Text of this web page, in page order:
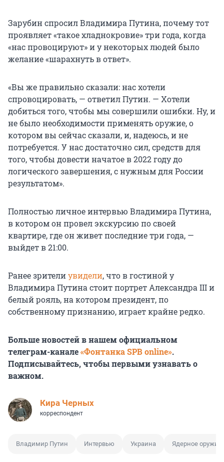
Зарубин спросил Владимира Путина, почему тот
проявляет «такое хладнокровие» три года, когда
«нас провоцируют» и у некоторых людей было
желание «шарахнуть в ответ».
«Вы же правильно сказали: нас хотели
спровоцировать, — ответил Путин. — Хотели
добиться того, чтобы мы совершили ошибки. Ну, и
не было необходимости применять оружие, о
котором вы сейчас сказали, и, надеюсь, и не
потребуется. У нас достаточно сил, средств для
того, чтобы довести начатоев 2022 годудо
логического завершения, с нужным для России
результатом».
Полностью личное интервью Владимира Путина,
в котором он провел экскурсию по своей
квартире, где он живет последние три года, —
выйдетв 21:00.
Ранее зрителиувидели, что в гостиной у
Владимира Путина стоит портрет Александра IIIи
белый рояль, на котором президент, по
собственному признанию, играет крайне редко.
Больше новостей в нашем официальном
телеграм-канале«Фонтанка SPB online».
Подписывайтесь, чтобы первыми узнавать о
важном.
Кира Черных
корреспондент
Владимир Путин Интервью Украина Ядерное оружие